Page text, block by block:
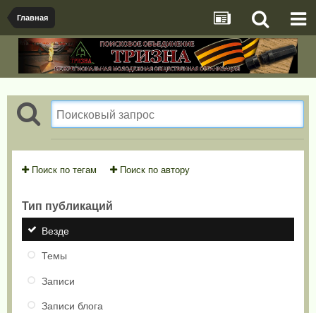
Главная
Поиск по тегам Поиск по автору
Тип публикаций
Везде
Темы
Записи
Записи блога